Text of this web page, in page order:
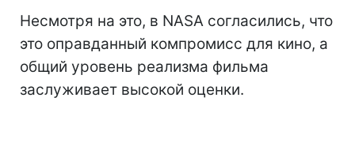
Несмотря на это, в NASA согласились, что
это оправданный компромисс для кино, а
общий уровень реализма фильма
заслуживает высокой оценки.